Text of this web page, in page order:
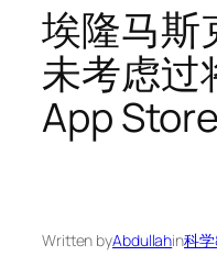
埃隆马斯
未考虑过
App
Written byAbdullahin科